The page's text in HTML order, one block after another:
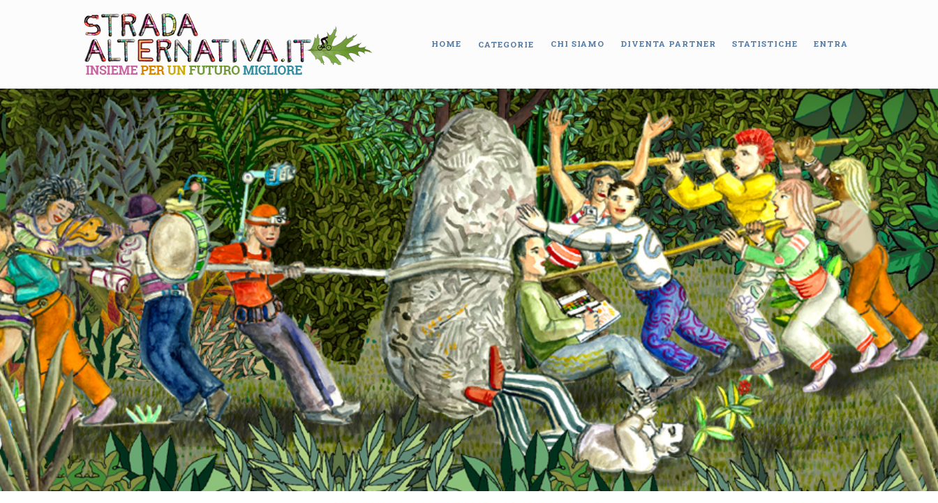
HOME CATEGORIE CHI SIAMO DIVENTA PARTNER STATISTICHE ENTRA